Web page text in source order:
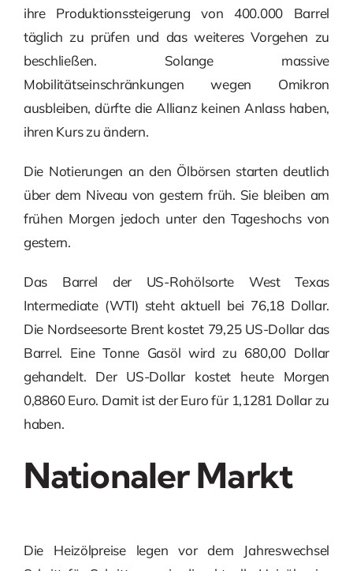
ihre Produktionssteigerung von 400.000 Barrel
täglich zu prüfen und das weiteres Vorgehen zu
beschließen. Solange massive
Mobilitätseinschränkungen wegen Omikron
ausbleiben, dürfte die Allianz keinen Anlass haben,
ihren Kurs zu ändern.
Die Notierungen an den Ölbörsen starten deutlich
über dem Niveau von gestern früh. Sie bleiben am
frühen Morgen jedoch unter den Tageshochs von
gestern.
Das Barrel der US-Rohölsorte West Texas
Intermediate (WTI) steht aktuell bei 76,18 Dollar.
Die Nordseesorte Brent kostet 79,25 US-Dollar das
Barrel. Eine Tonne Gasöl wird zu 680,00 Dollar
gehandelt. Der US-Dollar kostet heute Morgen
0,8860 Euro. Damit ist der Euro für 1,1281 Dollar zu
haben.
Nationaler Markt
Die Heizölpreise legen vor dem Jahreswechsel